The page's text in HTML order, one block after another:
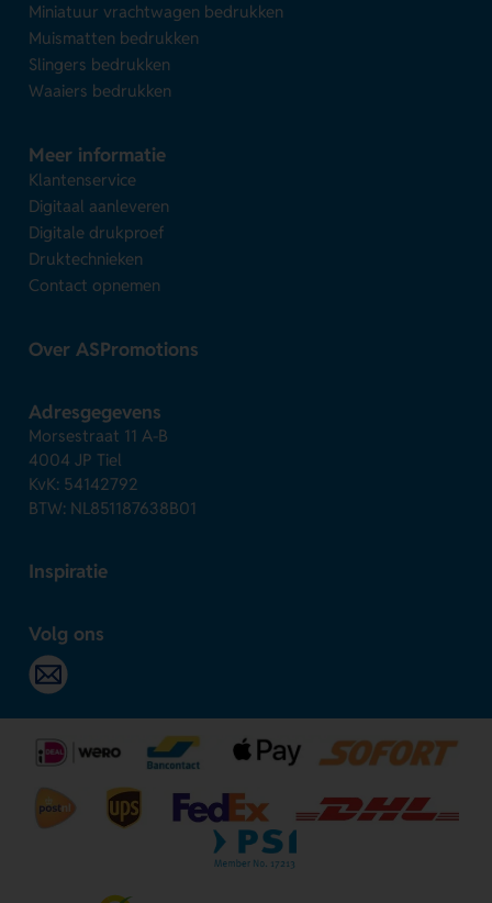
Miniatuur vrachtwagen bedrukken
Muismatten bedrukken
Slingers bedrukken
Waaiers bedrukken
Meer informatie
Klantenservice
Digitaal aanleveren
Digitale drukproef
Druktechnieken
Contact opnemen
Over ASPromotions
Adresgegevens
Morsestraat 11 A-B
4004 JP Tiel
KvK: 54142792
BTW: NL851187638B01
Inspiratie
Volg ons